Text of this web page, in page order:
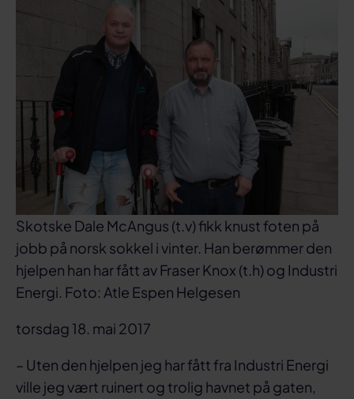
Skotske Dale McAngus (t.v) fikk knust foten på
jobb på norsk sokkel i vinter. Han berømmer den
hjelpen han har fått av Fraser Knox (t.h) og Industri
Energi. Foto: Atle Espen Helgesen
torsdag 18. mai 2017
– Uten den hjelpen jeg har fått fra Industri Energi
ville jeg vært ruinert og trolig havnet på gaten,